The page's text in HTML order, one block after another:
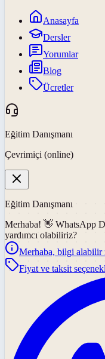
Anasayfa
Dersler
Yorumlar
Blog
Ücretler
Eğitim Danışmanı
Çevrimiçi (online)
Eğitim Danışmanı
Merhaba! 👋 WhatsApp
yardımcı olabiliriz?
Merhaba, bilgi alabilir
Fiyat ve taksit